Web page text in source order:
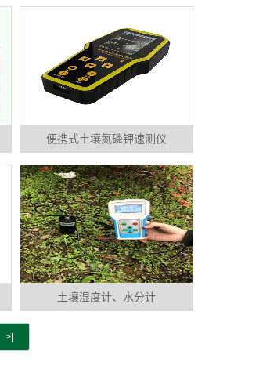
便携式土壤氮磷钾速测仪
土壤湿度计、水分计
>|